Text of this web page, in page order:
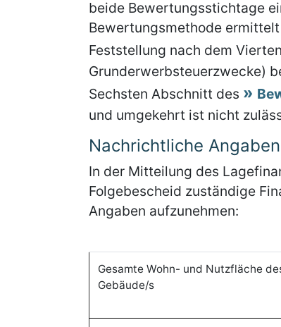
beide Bewertungsstichtage
Bewertungsmethode
Feststellung nach dem
Grunderwerbsteuerzwecke)
Sechsten Abschnitt des
und umgekehrt ist nicht
Nachrichtliche Angaben
In der Mitteilung des
Folgebescheid zuständige
Angaben aufzunehmen:
Gesamte Wohn- und Nutzfläche
Gebäude/s